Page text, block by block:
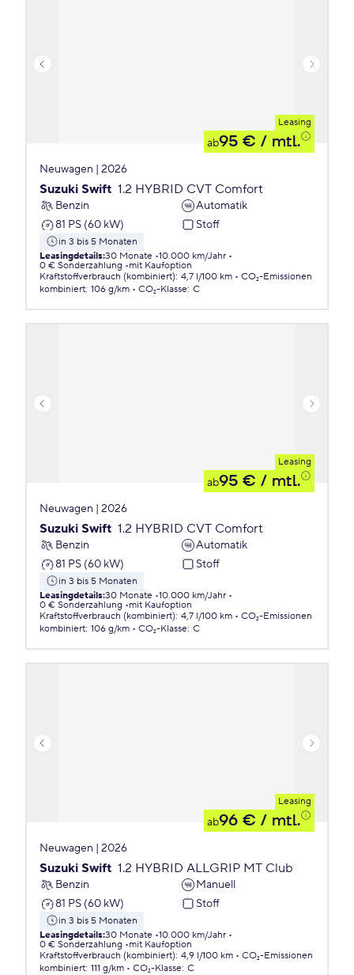
Leasing
ab95 € / mtl.
Neuwagen | 2026
Suzuki Swift 1.2 HYBRID CVT Comfort
Benzin
Automatik
81 PS (60 kW)
Stoff
in 3 bis 5 Monaten
Leasingdetails:30 Monate 10.000 km/Jahr
0 € Sonderzahlung
mit Kaufoption
Kraftstoffverbrauch (kombiniert): 4,7 l/100 km
CO₂-Emissionen
kombiniert: 106 g/km CO₂-Klasse: C
Leasing
ab95 € / mtl.
Neuwagen | 2026
Suzuki Swift 1.2 HYBRID CVT Comfort
Benzin
Automatik
81 PS (60 kW)
Stoff
in 3 bis 5 Monaten
Leasingdetails:30 Monate 10.000 km/Jahr
0 € Sonderzahlung
mit Kaufoption
Kraftstoffverbrauch (kombiniert): 4,7 l/100 km
CO₂-Emissionen
kombiniert: 106 g/km CO₂-Klasse: C
Leasing
ab96 € / mtl.
Neuwagen | 2026
Suzuki Swift 1.2 HYBRID ALLGRIP MT Club
Benzin
Manuell
81 PS (60 kW)
Stoff
in 3 bis 5 Monaten
Leasingdetails:30 Monate 10.000 km/Jahr
0 € Sonderzahlung
mit Kaufoption
Kraftstoffverbrauch (kombiniert): 4,9 l/100 km
CO₂-Emissionen
kombiniert: 111 g/km CO₂-Klasse: C